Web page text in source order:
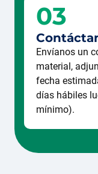
03
Envíanos un
material,
fecha
días hábiles
mínimo).